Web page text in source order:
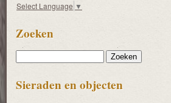
Select Language ▼
Zoeken
Sieraden en objecten